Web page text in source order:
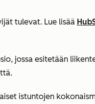
tulevat. Lue lisää
jossa esitetään
istuntojen